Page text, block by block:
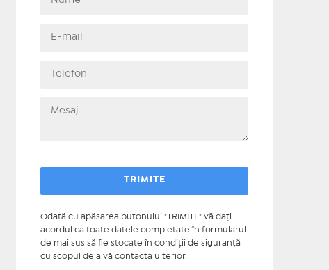
Odată cu apăsarea butonului "TRIMITE" vă daţi
acordul ca toate datele completate în formularul
de mai sus să fie stocate în condiţii de siguranţă
cu scopul de a vă contacta ulterior.